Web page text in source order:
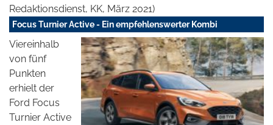
Redaktionsdienst, KK, März 2021)
Focus Turnier Active - Ein empfehlenswerter Kombi
Viereinhalb
von fünf
Punkten
erhielt der
Ford Focus
Turnier Active